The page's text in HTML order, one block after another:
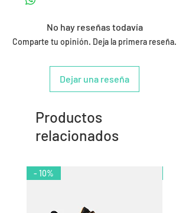
No hay reseñas todavía
Comparte tu opinión. Deja la primera reseña.
Dejar una reseña
Productos
relacionados
- 10%